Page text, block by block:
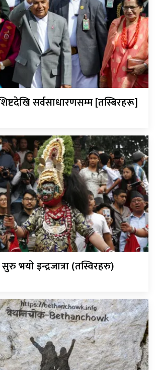
सर्वसाधारणसम्म [तस्बिरहरू]
भयो इन्द्रजात्रा (तस्विरहरु)